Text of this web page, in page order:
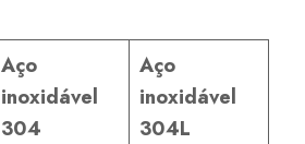
Aço
inoxidável
304
Aço
inoxidável
304L